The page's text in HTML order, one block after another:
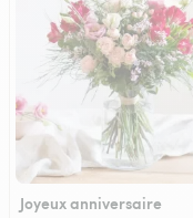
Joyeux anniversaire